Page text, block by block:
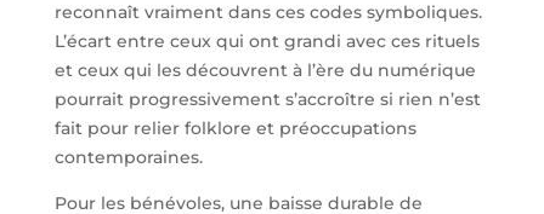
reconnaît vraiment dans ces codes symboliques.
L’écart entre ceux qui ont grandi avec ces rituels
et ceux qui les découvrent à l’ère du numérique
pourrait progressivement s’accroître si rien n’est
fait pour relier folklore et préoccupations
contemporaines.
Pour les bénévoles, une baisse durable de